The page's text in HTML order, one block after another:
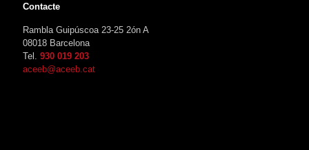
Contacte
Rambla Guipúscoa 23-25 2ón A
08018 Barcelona
Tel. 930 019 203
aceeb@aceeb.cat